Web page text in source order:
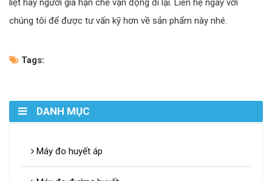
liệt hay người già hạn chế vận động đi lại. Liên hệ ngay với
chúng tôi để được tư vấn kỹ hơn về sản phẩm này nhé.
Tags:
DANH MỤC
Máy đo huyết áp